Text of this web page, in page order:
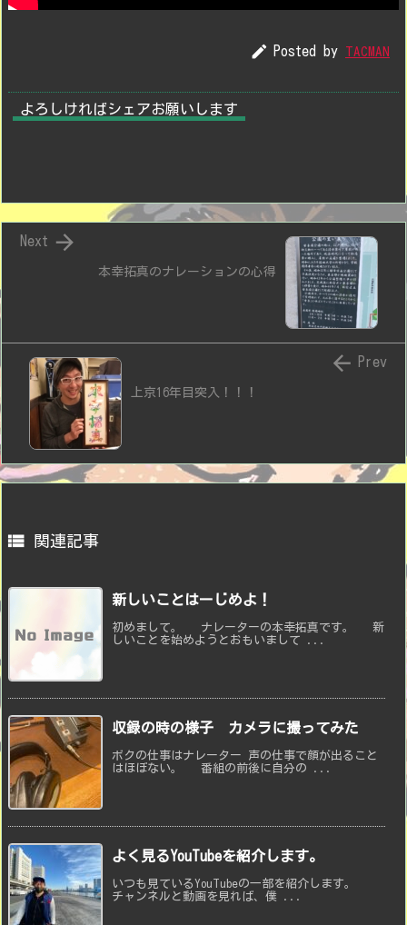
 Posted by TACMAN
よろしければシェアお願いします
本幸拓真のナレーションの心得

Next
上京16年目突入！！！
 Prev
 関連記事
新しいことはーじめよ！
初めまして。 ナレーターの本幸拓真です。 新
しいことを始めようとおもいまして ...
収録の時の様子 カメラに撮ってみた
ボクの仕事はナレーター 声の仕事で顔が出ること
はほぼない。 番組の前後に自分の ...
よく見るYouTubeを紹介します。
いつも見ているYouTubeの一部を紹介します。
チャンネルと動画を見れば、僕 ...